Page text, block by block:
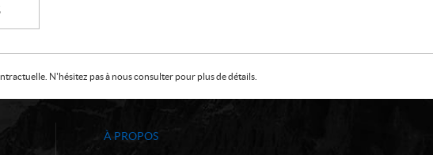
N'hésitez pas à nous consulter pour plus de détails.
À PROPOS